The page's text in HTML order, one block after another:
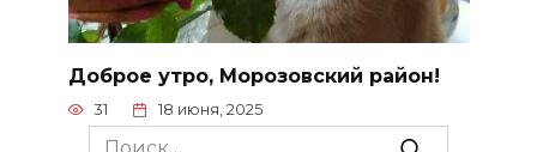
Доброе утро, Морозовский район!
31 18 июня, 2025
Search